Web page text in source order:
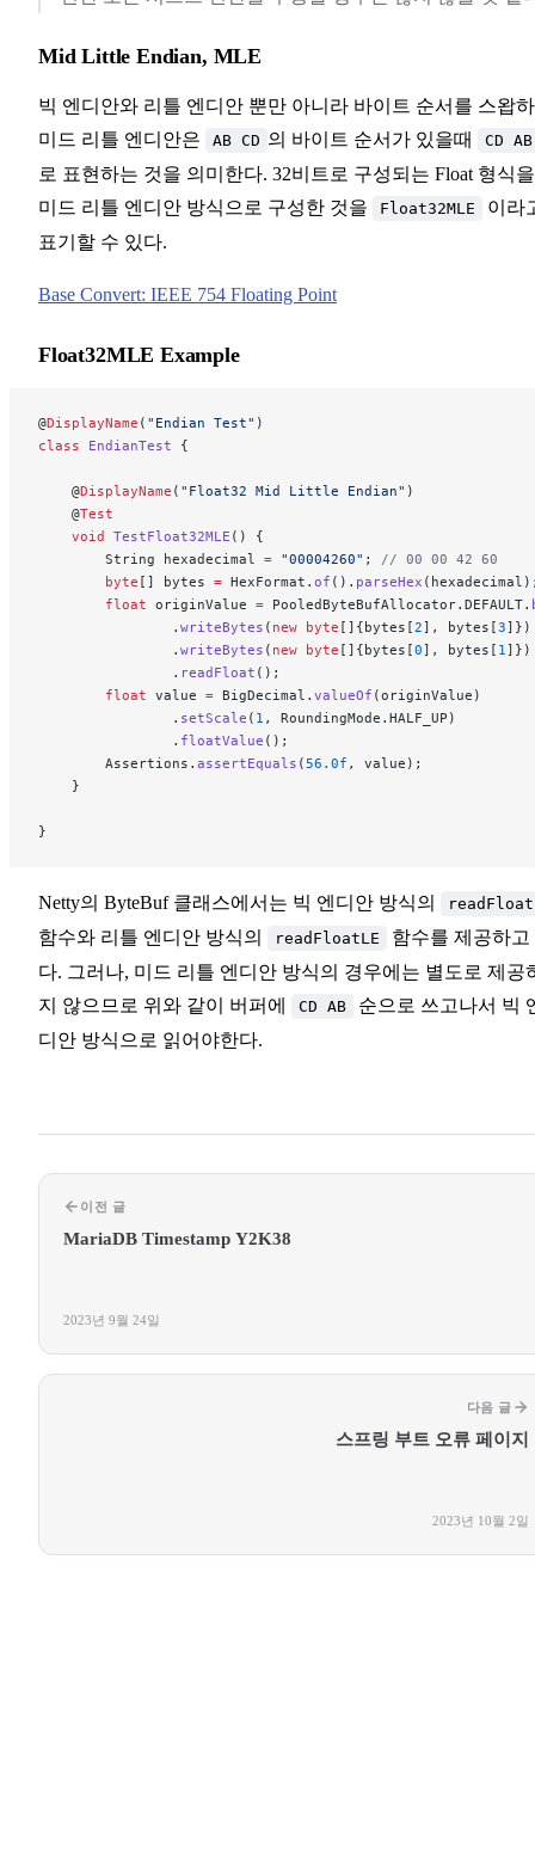
Mid Little Endian, MLE
빅 엔디안와 리틀 엔디안 뿐만 아니라 바이트 순서를 스왑
미드 리틀 엔디안은
AB CD 의 바이트 순서가 있을때 CD AB
로 표현하는 것을 의미한다. 32비트로 구성되는 Float 형식을
미드 리틀 엔디안 방식으로 구성한 것을
Float32MLE
이라
표기할 수 있다.
Base Convert: IEEE 754 Floating Point
Float32MLE Example
@DisplayName ( "Endian Test" )
class EndianTest {
    @
DisplayName ( "Float32 Mid Little Endian" )
    @
Test
    void
TestFloat32MLE () {
        String hexadecimal
= "00004260" ; // 00 00 42 60
        byte
[] bytes = HexFormat. of (). parseHex
        float
originValue = PooledByteBufAllocator.DEFAULT.
                .
writeBytes ( new byte []{bytes[2], bytes[3
                .
writeBytes ( new byte []{bytes[0], bytes[ 1
                .
readFloat ();
        float
value = BigDecimal. valueOf (originValue)
                .
setScale ( 1 , RoundingMode.HALF_UP)
                .
floatValue ();
        Assertions.
assertEquals ( 56.0f , value);
    }
}
Netty의 ByteBuf 클래스에서는 빅 엔디안 방식의 readFloat
함수와 리틀 엔디안 방식의 readFloatLE
함수를 제공하고
다. 그러나, 미드 리틀 엔디안 방식의 경우에는 별도로 제공
지 않으므로 위와 같이 버퍼에
CD AB
순으로 쓰고나서 빅
디안 방식으로 읽어야한다.
이전 글
MariaDB Timestamp Y2K38
2023년 9월 24일
다음 글
스프링 부트 오류 페이지
2023년 10월 2일